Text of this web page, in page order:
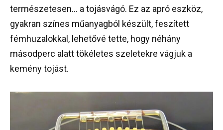
természetesen… a tojásvágó. Ez az apró eszköz,
gyakran színes műanyagból készült, feszített
fémhuzalokkal, lehetővé tette, hogy néhány
másodperc alatt tökéletes szeletekre vágjuk a
kemény tojást.